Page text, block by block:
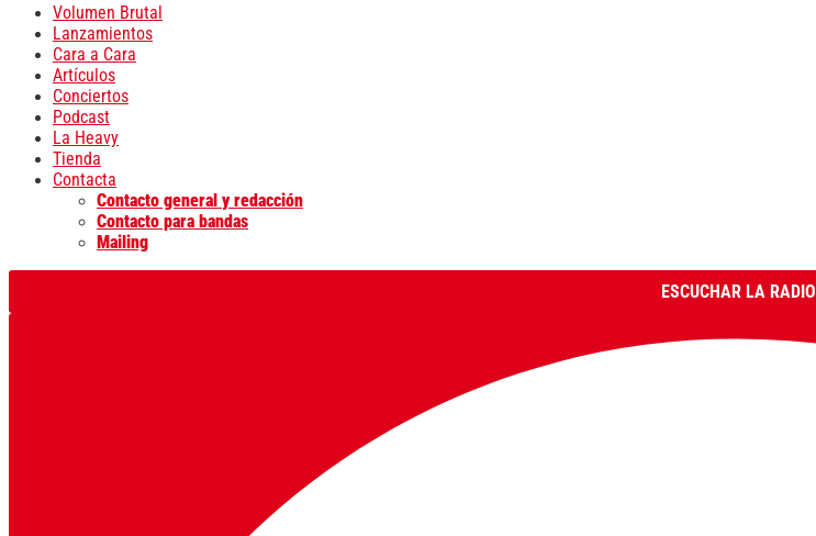
Volumen Brutal
Lanzamientos
Cara a Cara
Artículos
Conciertos
Podcast
La Heavy
Tienda
Contacta
Contacto general y redacción
Contacto para bandas
Mailing
ESCUCHAR LA RADIO